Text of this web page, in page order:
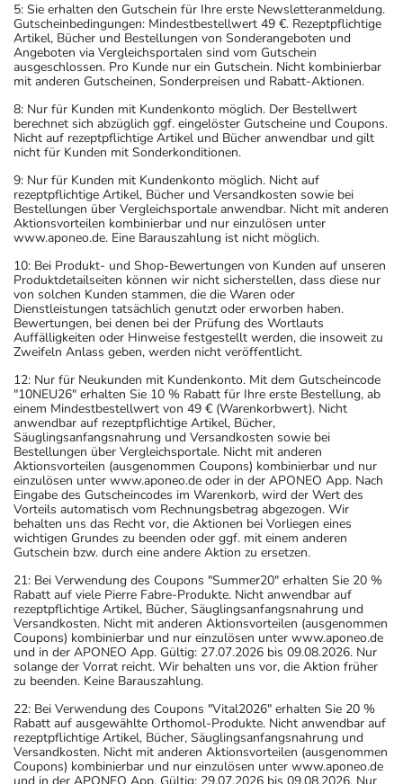
5: Sie erhalten den Gutschein für Ihre erste Newsletteranmeldung.
Gutscheinbedingungen: Mindestbestellwert 49 €. Rezeptpflichtige
Artikel, Bücher und Bestellungen von Sonderangeboten und
Angeboten via Vergleichsportalen sind vom Gutschein
ausgeschlossen. Pro Kunde nur ein Gutschein. Nicht kombinierbar
mit anderen Gutscheinen, Sonderpreisen und Rabatt-Aktionen.
8: Nur für Kunden mit Kundenkonto möglich. Der Bestellwert
berechnet sich abzüglich ggf. eingelöster Gutscheine und Coupons.
Nicht auf rezeptpflichtige Artikel und Bücher anwendbar und gilt
nicht für Kunden mit Sonderkonditionen.
9: Nur für Kunden mit Kundenkonto möglich. Nicht auf
rezeptpflichtige Artikel, Bücher und Versandkosten sowie bei
Bestellungen über Vergleichsportale anwendbar. Nicht mit anderen
Aktionsvorteilen kombinierbar und nur einzulösen unter
www.aponeo.de. Eine Barauszahlung ist nicht möglich.
10: Bei Produkt- und Shop-Bewertungen von Kunden auf unseren
Produktdetailseiten können wir nicht sicherstellen, dass diese nur
von solchen Kunden stammen, die die Waren oder
Dienstleistungen tatsächlich genutzt oder erworben haben.
Bewertungen, bei denen bei der Prüfung des Wortlauts
Auffälligkeiten oder Hinweise festgestellt werden, die insoweit zu
Zweifeln Anlass geben, werden nicht veröffentlicht.
12: Nur für Neukunden mit Kundenkonto. Mit dem Gutscheincode
"10NEU26" erhalten Sie 10 % Rabatt für Ihre erste Bestellung, ab
einem Mindestbestellwert von 49 € (Warenkorbwert). Nicht
anwendbar auf rezeptpflichtige Artikel, Bücher,
Säuglingsanfangsnahrung und Versandkosten sowie bei
Bestellungen über Vergleichsportale. Nicht mit anderen
Aktionsvorteilen (ausgenommen Coupons) kombinierbar und nur
einzulösen unter www.aponeo.de oder in der APONEO App. Nach
Eingabe des Gutscheincodes im Warenkorb, wird der Wert des
Vorteils automatisch vom Rechnungsbetrag abgezogen. Wir
behalten uns das Recht vor, die Aktionen bei Vorliegen eines
wichtigen Grundes zu beenden oder ggf. mit einem anderen
Gutschein bzw. durch eine andere Aktion zu ersetzen.
21: Bei Verwendung des Coupons "Summer20" erhalten Sie 20 %
Rabatt auf viele Pierre Fabre-Produkte. Nicht anwendbar auf
rezeptpflichtige Artikel, Bücher, Säuglingsanfangsnahrung und
Versandkosten. Nicht mit anderen Aktionsvorteilen (ausgenommen
Coupons) kombinierbar und nur einzulösen unter www.aponeo.de
und in der APONEO App. Gültig: 27.07.2026 bis 09.08.2026. Nur
solange der Vorrat reicht. Wir behalten uns vor, die Aktion früher
zu beenden. Keine Barauszahlung.
22: Bei Verwendung des Coupons "Vital2026" erhalten Sie 20 %
Rabatt auf ausgewählte Orthomol-Produkte. Nicht anwendbar auf
rezeptpflichtige Artikel, Bücher, Säuglingsanfangsnahrung und
Versandkosten. Nicht mit anderen Aktionsvorteilen (ausgenommen
Coupons) kombinierbar und nur einzulösen unter www.aponeo.de